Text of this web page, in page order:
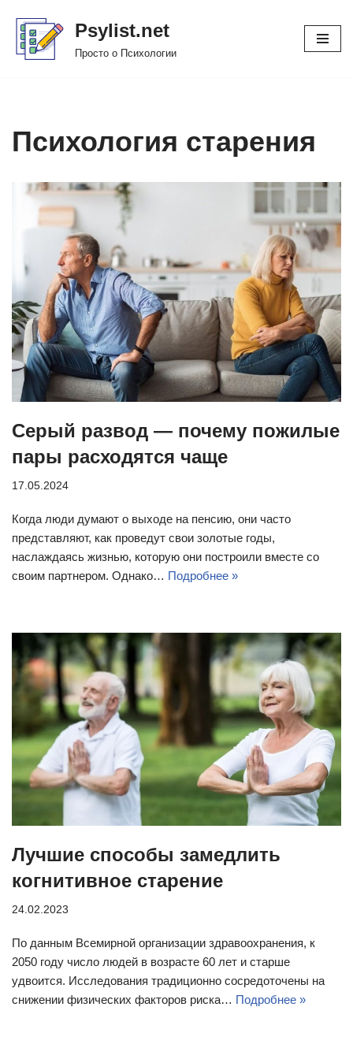
Перейти
Psylist.net
Просто о Психологии
Психология старения
Серый развод — почему пожилые
пары расходятся чаще
17.05.2024
Когда люди думают о выходе на пенсию, они часто
представляют, как проведут свои золотые годы,
наслаждаясь жизнью, которую они построили вместе со
своим партнером. Однако… Подробнее »
Лучшие способы замедлить
когнитивное старение
24.02.2023
По данным Всемирной организации здравоохранения, к
2050 году число людей в возрасте 60 лет и старше
удвоится. Исследования традиционно сосредоточены на
снижении физических факторов риска… Подробнее »